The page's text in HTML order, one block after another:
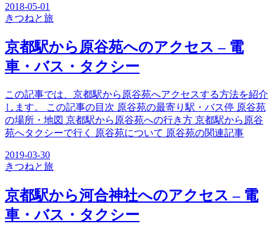
2018-05-01
きつねと旅
京都駅から原谷苑へのアクセス – 電
車・バス・タクシー
この記事では、京都駅から原谷苑へアクセスする方法を紹介
します。 この記事の目次 原谷苑の最寄り駅・バス停 原谷苑
の場所・地図 京都駅から原谷苑への行き方 京都駅から原谷
苑へタクシーで行く 原谷苑について 原谷苑の関連記事
2019-03-30
きつねと旅
京都駅から河合神社へのアクセス – 電
車・バス・タクシー